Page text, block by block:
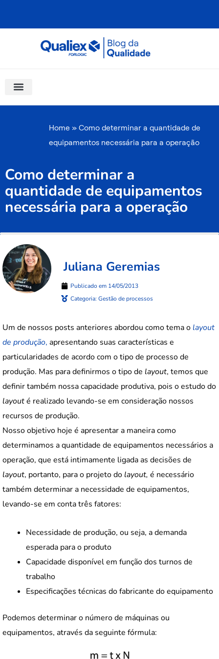
Home » Como determinar a quantidade de
equipamentos necessária para a operação
Como determinar a
quantidade de equipamentos
necessária para a operação
Juliana Geremias
Publicado em 14/05/2013
Categoria: Gestão de processos
Um de nossos posts anteriores abordou como tema o layout
de produção, apresentando suas características e
particularidades de acordo com o tipo de processo de
produção. Mas para definirmos o tipo de layout, temos que
definir também nossa capacidade produtiva, pois o estudo do
layouté realizado levando-se em consideração nossos
recursos de produção.
Nosso objetivo hoje é apresentar a maneira como
determinamos a quantidade de equipamentos necessários a
operação, que está intimamente ligada as decisões de
layout, portanto, para o projeto do layout, é necessário
também determinar a necessidade de equipamentos,
levando-se em conta três fatores:
Necessidade de produção, ou seja, a demanda
esperada para o produto
Capacidade disponível em função dos turnos de
trabalho
Especificações técnicas do fabricante do equipamento
Podemos determinar o número de máquinas ou
equipamentos, através da seguinte fórmula: